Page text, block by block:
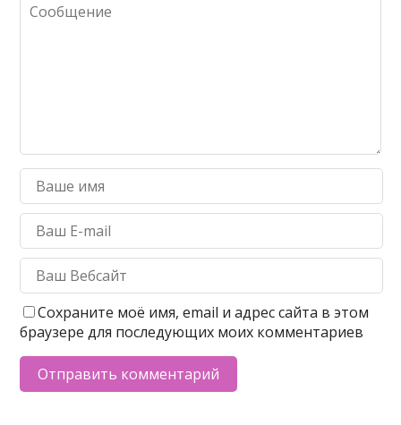
Сохраните моё имя, email и адрес сайта в этом
браузере для последующих моих комментариев